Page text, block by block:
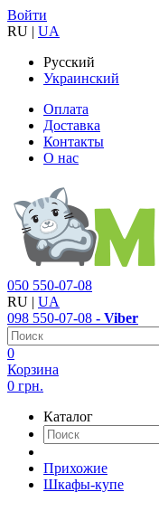
Войти
RU | UA
Русский
Украинский
Оплата
Доставка
Контакты
О нас
050 550-07-08
RU | UA
098 550-07-08 - Viber
0
Корзина
0 грн.
Каталог
Прихожие
Шкафы-купе